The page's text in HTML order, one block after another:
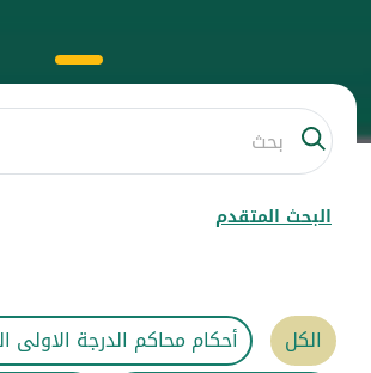
البحث المتقدم
الكل
أحكام محاكم الدرجة الاولى